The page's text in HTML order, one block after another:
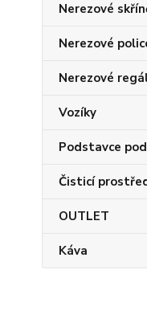
Nerezové
Nerezové
Nerezové
Vozíky
Podstavce
Čisticí
OUTLET
Káva